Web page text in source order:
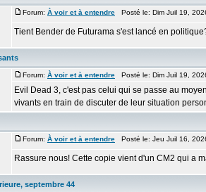
Forum: À voir et à entendre Posté le: Dim Juil 19,
Tient Bender de Futurama s'est lancé en
Forum: À voir et à entendre Posté le: Dim Juil 19,
Evil Dead 3, c'est pas celui qui se passe au
vivants en train de discuter de leur situation
Forum: À voir et à entendre Posté le: Jeu Juil 16,
Rassure nous! Cette copie vient d'un CM2 qui a
septembre 44